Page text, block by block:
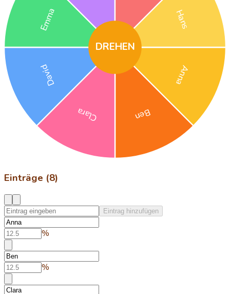
Anna
Ben
Clara
David
Emma Hans
DREHEN
Einträge (8)
Eintrag hinzufügen
%
%